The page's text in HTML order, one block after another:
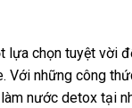
lựa chọn tuyệt vời
Với những công
nước detox tại